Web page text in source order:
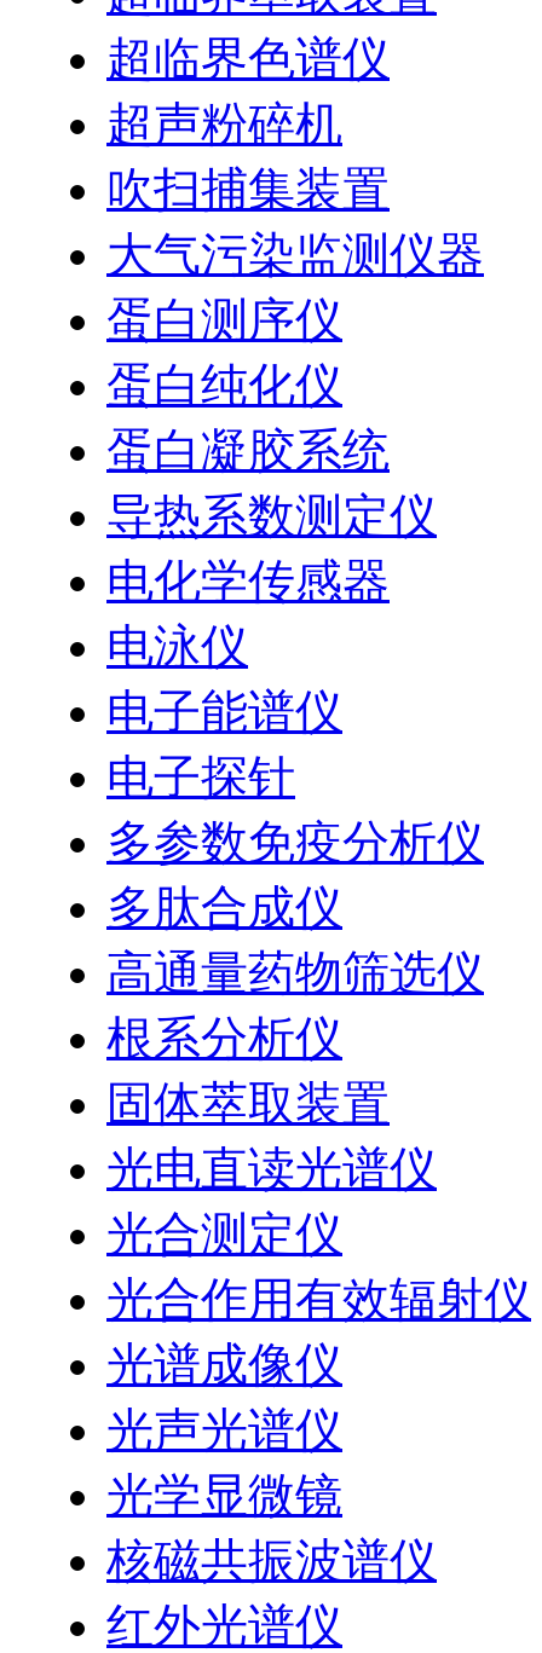
超临界色谱仪
超声粉碎机
吹扫捕集装置
大气污染监测仪器
蛋白测序仪
蛋白纯化仪
蛋白凝胶系统
导热系数测定仪
电化学传感器
电泳仪
电子能谱仪
电子探针
多参数免疫分析仪
多肽合成仪
高通量药物筛选仪
根系分析仪
固体萃取装置
光电直读光谱仪
光合测定仪
光合作用有效辐射仪
光谱成像仪
光声光谱仪
光学显微镜
核磁共振波谱仪
红外光谱仪